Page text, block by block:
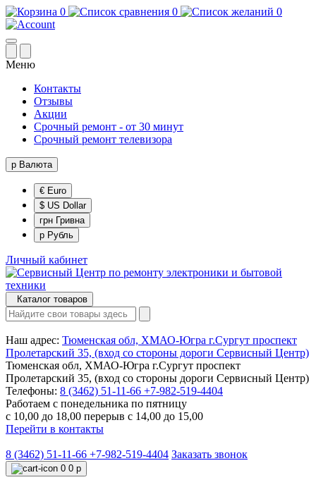
0 0 0
Меню
Контакты
Отзывы
Акции
Срочный ремонт - от 30 минут
Срочный ремонт телевизора
р Валюта
€ Euro
$ US Dollar
грн Гривна
р Рубль
Личный кабинет
Каталог товаров
Наш адрес: Тюменская обл, ХМАО-Югра г.Сургут проспект
Пролетарский 35, (вход со стороны дороги Сервисный Центр)
Тюменская обл, ХМАО-Югра г.Сургут проспект
Пролетарский 35, (вход со стороны дороги Сервисный Центр)
Телефоны: 8 (3462) 51-11-66 +7-982-519-4404
Работаем с понедельника по пятницу
с 10,00 до 18,00 перерыв с 14,00 до 15,00
Перейти в контакты
8 (3462) 51-11-66 +7-982-519-4404 Заказать звонок
0 0 р